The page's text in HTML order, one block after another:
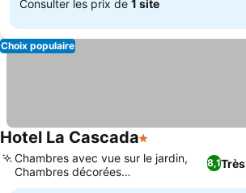
Consulter les prix de 1 site
Choix populaire
Hotel La Cascada1 Étoiles
8,1
Chambres avec vue sur le jardin,
Chambres décorées
individuellement